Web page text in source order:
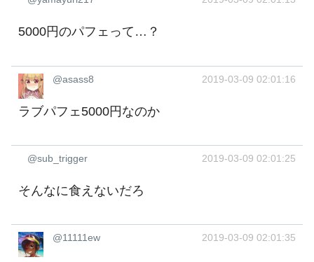
5000円のパフェって…？
@asass8 2019-03-09 02:01:16
ラブパフェ5000円なのか
@sub_trigger 2019-03-09 02:01:25
そんなに食えないだろ
@11111ew 2019-03-09 02:01:35